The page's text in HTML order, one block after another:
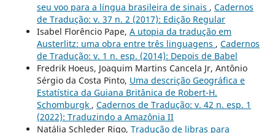
seu voo para a língua brasileira de sinais , Cadernos
de Tradução: v. 37 n. 2 (2017): Edição Regular
Isabel Florêncio Pape, A utopia da tradução em
Austerlitz: uma obra entre três linguagens , Cadernos
de Tradução: v. 1 n. esp. (2014): Depois de Babel
Fredrik Hoeus, Joaquim Martins Cancela Jr, Antônio
Sérgio da Costa Pinto, Uma descrição Geográfica e
Estatística da Guiana Britânica de Robert-H.
Schomburgk , Cadernos de Tradução: v. 42 n. esp. 1
(2022): Traduzindo a Amazônia II
Natália Schleder Rigo, Tradução de libras para